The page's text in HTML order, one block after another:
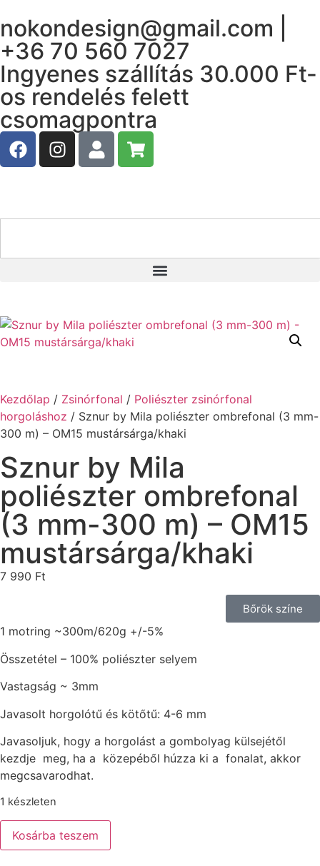
nokondesign@gmail.com |
+36 70 560 7027
Ingyenes szállítás 30.000 Ft-
os rendelés felett
csomagpontra
Kezdőlap / Zsinórfonal / Poliészter zsinórfonal
horgoláshoz / Sznur by Mila poliészter ombrefonal (3 mm-
300 m) – OM15 mustársárga/khaki
Sznur by Mila
poliészter ombrefonal
(3 mm-300 m) – OM15
mustársárga/khaki
7 990 Ft
Bőrök színe
1 motring ~300m/620g +/-5%
Összetétel – 100% poliészter selyem
Vastagság ~ 3mm
Javasolt horgolótű és kötőtű: 4-6 mm
Javasoljuk, hogy a horgolást a gombolyag külsejétől
kezdje meg, ha a közepéből húzza ki a fonalat, akkor
megcsavarodhat.
1 készleten
Kosárba teszem